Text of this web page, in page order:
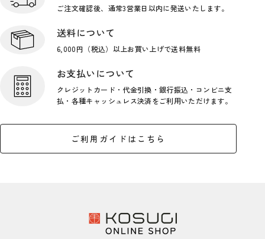
ご注文確認後、通常3営業日以内に発送いたします。
送料について
6,000円（税込）以上お買い上げで送料無料
お支払いについて
クレジットカード・代金引換・銀行振込・コンビニ支
払・各種キャッシュレス決済をご利用いただけます。
ご利用ガイドはこちら